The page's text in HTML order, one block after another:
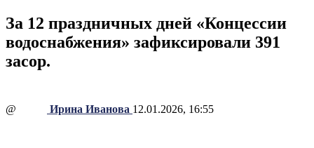
За 12 праздничных дней «Концессии
водоснабжения» зафиксировали 391
засор.
@ Ирина Иванова 12.01.2026, 16:55